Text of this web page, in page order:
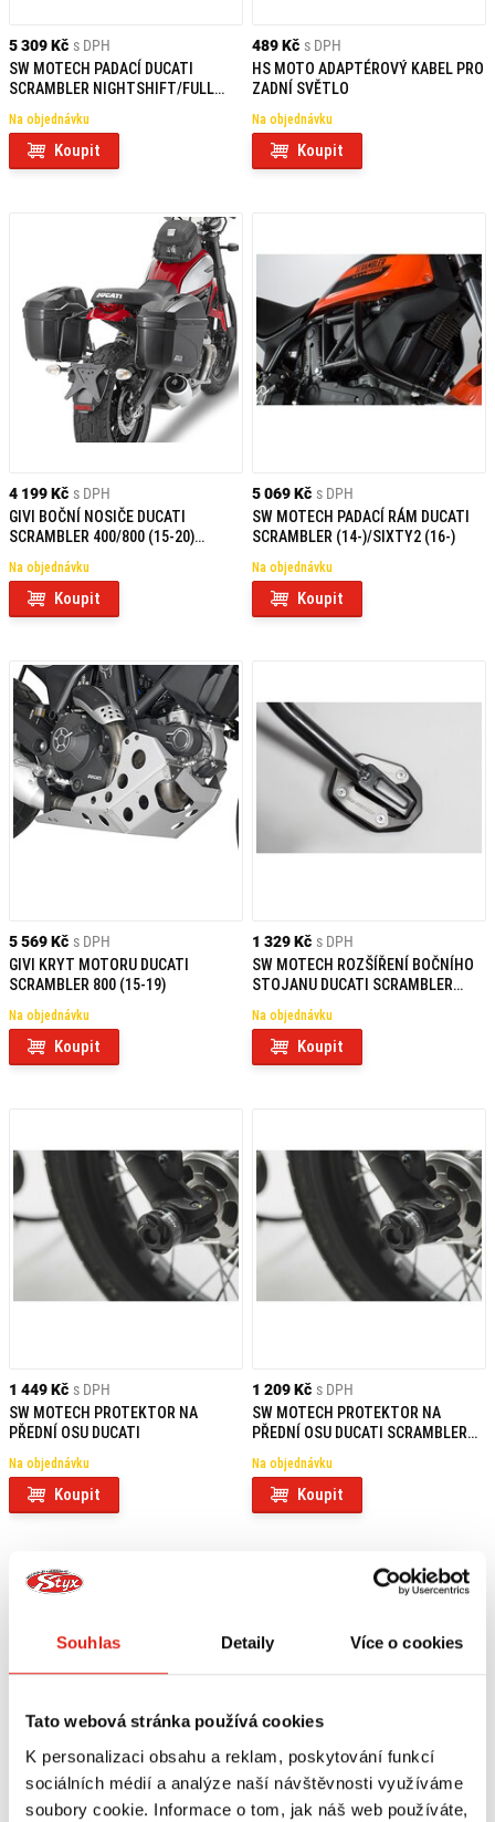
Souhlas Detaily Více o cookies
Tato webová stránka používá cookies
K personalizaci obsahu a reklam, poskytování funkcí
sociálních médií a analýze naší návštěvnosti využíváme
soubory cookie. Informace o tom, jak náš web používáte,
5 309 Kč s DPH
SW MOTECH PADACÍ DUCATI
SCRAMBLER NIGHTSHIFT/FULL
Na objednávku
Koupit
489 Kč s DPH
HS MOTO ADAPTÉROVÝ KABEL PRO
ZADNÍ SVĚTLO
Na objednávku
Koupit
4 199 Kč s DPH
GIVI BOČNÍ NOSIČE DUCATI
SCRAMBLER 400/800 (15-20)
Na objednávku
Koupit
5 069 Kč s DPH
SW MOTECH PADACÍ RÁM DUCATI
SCRAMBLER (14-)/SIXTY2 (16-)
Na objednávku
Koupit
5 569 Kč s DPH
GIVI KRYT MOTORU DUCATI
SCRAMBLER 800 (15-19)
Na objednávku
Koupit
1 329 Kč s DPH
SW MOTECH ROZŠÍŘENÍ BOČNÍHO
STOJANU DUCATI SCRAMBLER
Na objednávku
Koupit
1 449 Kč s DPH
SW MOTECH PROTEKTOR NA
PŘEDNÍ OSU DUCATI
Na objednávku
Koupit
1 209 Kč s DPH
SW MOTECH PROTEKTOR NA
PŘEDNÍ OSU DUCATI SCRAMBLER
Na objednávku
Koupit